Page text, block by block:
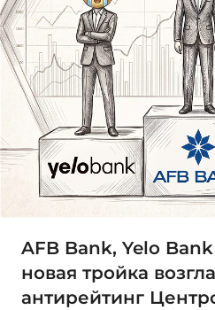
AFB Bank, Yelo
новая тройка
антирейтинг